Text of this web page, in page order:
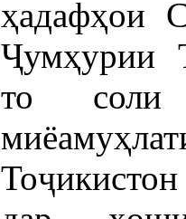
ҳадафҳои
Ҷумҳурии
то